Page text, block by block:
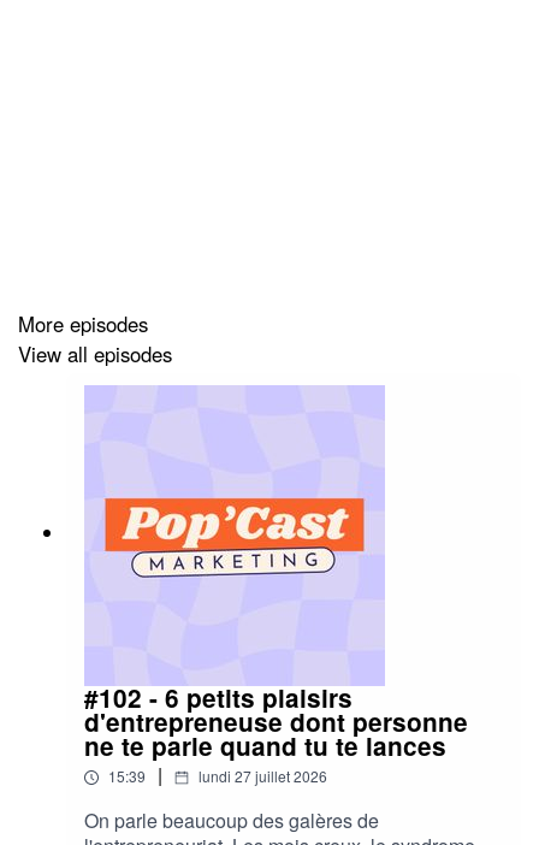
🌸 Sur Instagram :
https://www.instagram.com/paulinemielza/
🌸 Réserve ton appel découverte :
communiquer (et attirer + de clients)” :
https://tally.so/r/mBLQx5
More episodes
View all episodes
#102 - 6 petits plaisirs
d'entrepreneuse dont personne
ne te parle quand tu te lances
15:39 | lundi 27 juillet 2026
On parle beaucoup des galères de